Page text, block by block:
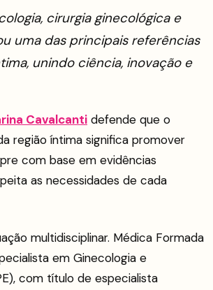
cirurgia ginecológica e
uma das principais referências
unindo ciência, inovação e
Cavalcanti defende que o
região íntima significa promover
com base em evidências
as necessidades de cada
multidisciplinar. Médica Formada
em Ginecologia e
com título de especialista